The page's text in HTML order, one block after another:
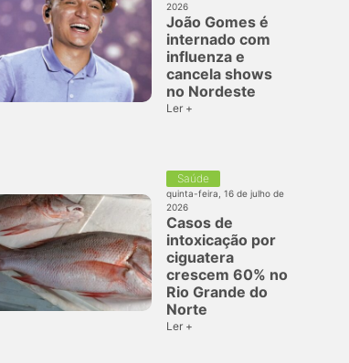
2026
João Gomes é
internado com
influenza e
cancela shows
no Nordeste
Ler +
Saúde
quinta-feira, 16 de julho de
2026
Casos de
intoxicação por
ciguatera
crescem 60% no
Rio Grande do
Norte
Ler +